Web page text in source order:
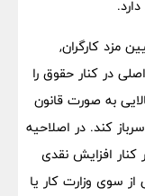
مزد کارگران,
در کنار حقوق را
به صورت قانون
کند. در اصلاحیه
کنار افزایش نقدی
سوی وزارت کار یا